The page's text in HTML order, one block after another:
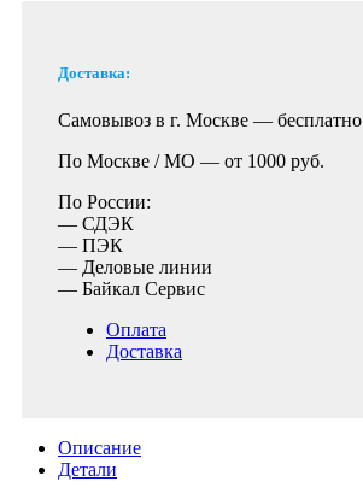
Доставка:
Самовывоз в г. Москве — бесплатно
По Москве / МО — от 1000 руб.
По России:
— СДЭК
— ПЭК
— Деловые линии
— Байкал Сервис
Оплата
Доставка
Описание
Детали